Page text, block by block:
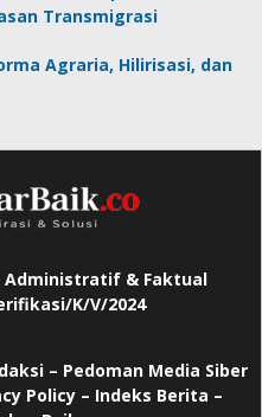
Transmigrasi
Agraria, Hilirisasi, dan
Administratif & Faktual
K/V/2024
– Pedoman Media Siber
Policy– Indeks Berita –